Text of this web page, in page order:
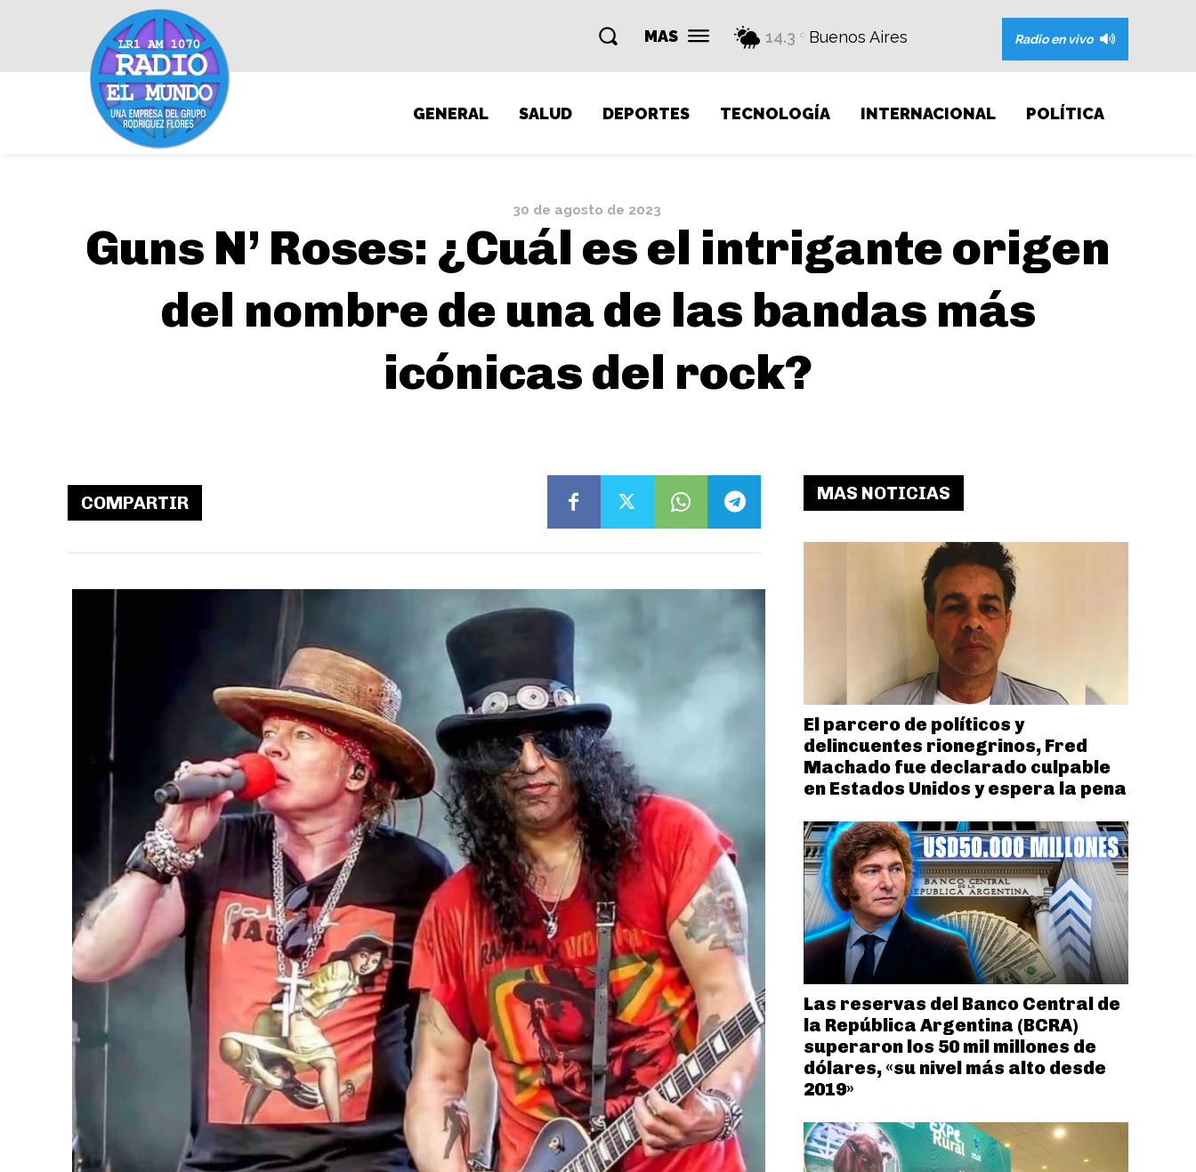
MAS 14.3 C Buenos Aires Radio en vivo
GENERAL SALUD DEPORTES TECNOLOGÍA INTERNACIONAL POLÍTICA
30 de agosto de 2023
Guns N’ Roses: ¿Cuál es el intrigante origen
del nombre de una de las bandas más
icónicas del rock?
COMPARTIR MAS NOTICIAS
El parcero de políticos y
delincuentes rionegrinos, Fred
Machado fue declarado culpable
en Estados Unidos y espera la pena
Las reservas del Banco Central de
la República Argentina (BCRA)
superaron los 50 mil millones de
dólares, «su nivel más alto desde
2019»